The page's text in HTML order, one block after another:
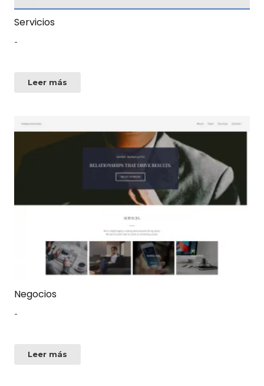
Servicios
-
Leer más
Negocios
-
Leer más